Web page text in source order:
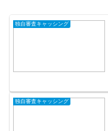
独自審査キャッシング
独自審査キャッシング